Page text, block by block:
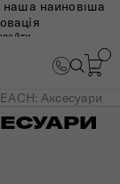
наша найновіша
Аксесуари